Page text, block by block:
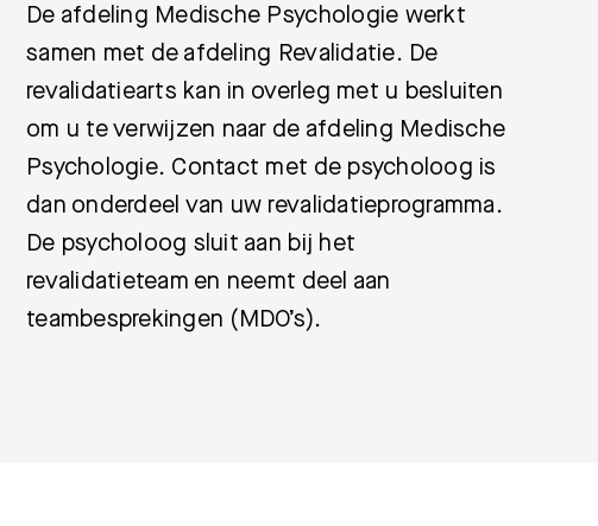
De afdeling Medische Psychologie werkt
samen met de afdeling Revalidatie. De
revalidatiearts kan in overleg met u besluiten
om u te verwijzen naar de afdeling Medische
Psychologie. Contact met de psycholoog is
dan onderdeel van uw revalidatieprogramma.
De psycholoog sluit aan bij het
revalidatieteam en neemt deel aan
teambesprekingen (MDO’s).